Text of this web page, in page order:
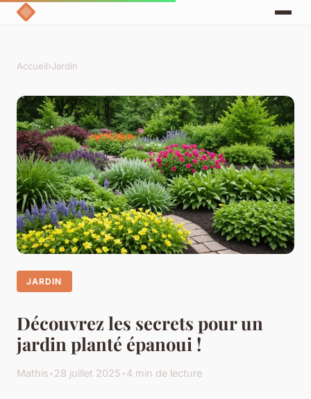
Accueil›Jardin
JARDIN
Découvrez les secrets pour un
jardin planté épanoui !
Mathis•28 juillet 2025•4 min de lecture